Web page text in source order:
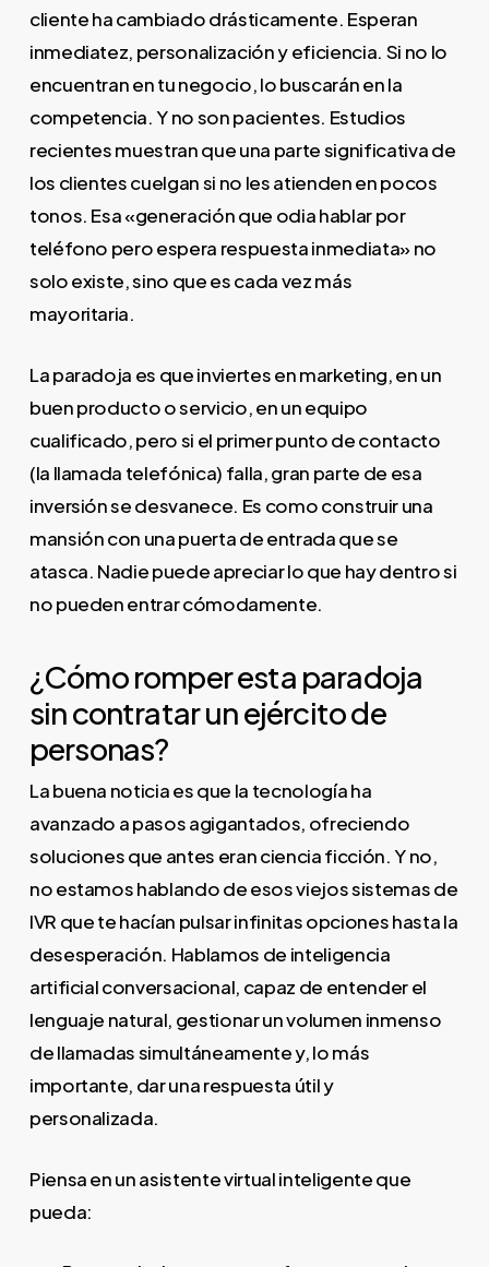
cliente ha cambiado drásticamente. Esperan
inmediatez, personalización y eficiencia. Si no lo
encuentran en tu negocio, lo buscarán en la
competencia. Y no son pacientes. Estudios
recientes muestran que una parte significativa de
los clientes cuelgan si no les atienden en pocos
tonos. Esa «generación que odia hablar por
teléfono pero espera respuesta inmediata» no
solo existe, sino que es cada vez más
mayoritaria.
La paradoja es que inviertes en marketing, en un
buen producto o servicio, en un equipo
cualificado, pero si el primer punto de contacto
(la llamada telefónica) falla, gran parte de esa
inversión se desvanece. Es como construir una
mansión con una puerta de entrada que se
atasca. Nadie puede apreciar lo que hay dentro si
no pueden entrar cómodamente.
¿Cómo romper esta paradoja
sin contratar un ejército de
personas?
La buena noticia es que la tecnología ha
avanzado a pasos agigantados, ofreciendo
soluciones que antes eran ciencia ficción. Y no,
no estamos hablando de esos viejos sistemas de
IVR que te hacían pulsar infinitas opciones hasta la
desesperación. Hablamos de inteligencia
artificial conversacional, capaz de entender el
lenguaje natural, gestionar un volumen inmenso
de llamadas simultáneamente y, lo más
importante, dar una respuesta útil y
personalizada.
Piensa en un asistente virtual inteligente que
pueda: